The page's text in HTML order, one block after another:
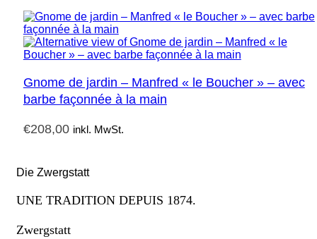
Gnome de jardin – Manfred « le Boucher » – avec
barbe façonnée à la main
€208,00 inkl. MwSt.
Die Zwergstatt
UNE TRADITION DEPUIS 1874.
Zwergstatt